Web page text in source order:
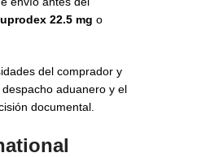
22.5 mg o
del comprador y
aduanero y el
documental.